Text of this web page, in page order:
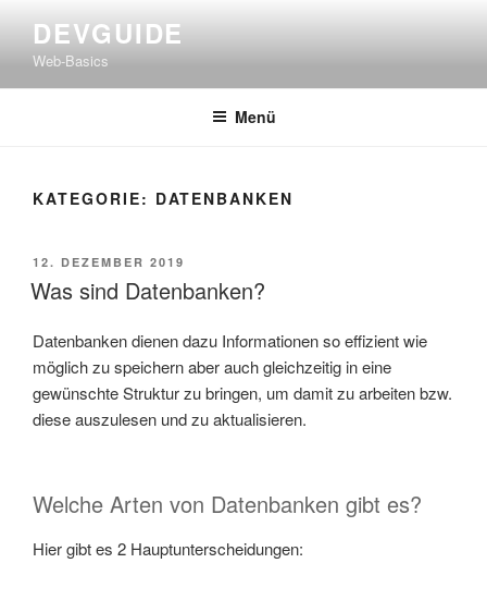
springen
DEVGUIDE
Web-Basics
Menü
KATEGORIE: DATENBANKEN
VERÖFFENTLICHT
AM
12. DEZEMBER 2019
Was sind Datenbanken?
Datenbanken dienen dazu Informationen so effizient wie
möglich zu speichern aber auch gleichzeitig in eine
gewünschte Struktur zu bringen, um damit zu arbeiten bzw.
diese auszulesen und zu aktualisieren.
Welche Arten von Datenbanken gibt es?
Hier gibt es 2 Hauptunterscheidungen: